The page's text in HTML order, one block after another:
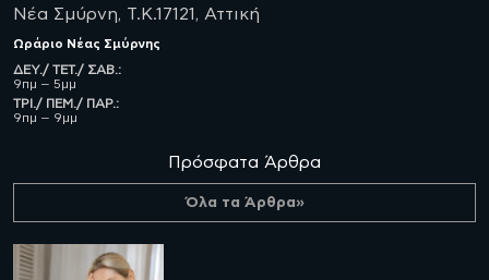
Νέα Σμύρνη, Τ.Κ.17121, Αττική
Ωράριο Νέας Σμύρνης
ΔΕΥ./ ΤΕΤ./ ΣΑΒ.:
9πμ – 5μμ
ΤΡΙ./ ΠΕΜ./ ΠΑΡ.:
9πμ – 9μμ
Πρόσφατα Άρθρα
Όλα τα Άρθρα»